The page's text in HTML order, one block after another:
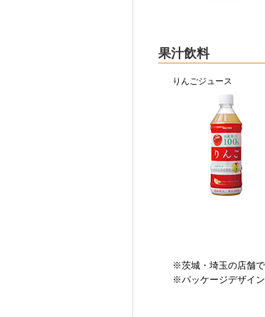
果汁飲料
りんごジュース
※茨城・埼玉の店舗
※パッケージデザイ